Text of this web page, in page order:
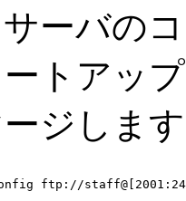
サーバの
トアッ
ジしま
ftp://